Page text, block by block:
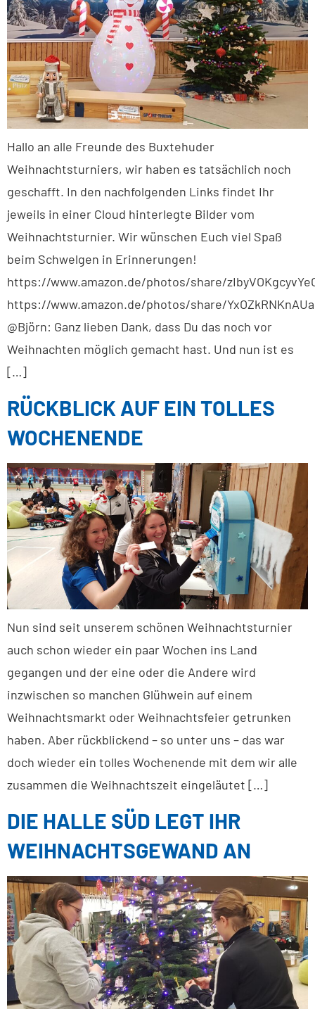
Hallo an alle Freunde des Buxtehuder
Weihnachtsturniers, wir haben es tatsächlich noch
geschafft. In den nachfolgenden Links findet Ihr
jeweils in einer Cloud hinterlegte Bilder vom
Weihnachtsturnier. Wir wünschen Euch viel Spaß
beim Schwelgen in Erinnerungen!
https://www.amazon.de/photos/share/
https://www.amazon.de/photos/share/
@Björn: Ganz lieben Dank, dass Du das noch vor
Weihnachten möglich gemacht hast. Und nun ist es
[…]
RÜCKBLICK AUF EIN TOLLES
WOCHENENDE
Nun sind seit unserem schönen Weihnachtsturnier
auch schon wieder ein paar Wochen ins Land
gegangen und der eine oder die Andere wird
inzwischen so manchen Glühwein auf einem
Weihnachtsmarkt oder Weihnachtsfeier getrunken
haben. Aber rückblickend – so unter uns – das war
doch wieder ein tolles Wochenende mit dem wir alle
zusammen die Weihnachtszeit eingeläutet […]
DIE HALLE SÜD LEGT IHR
WEIHNACHTSGEWAND AN